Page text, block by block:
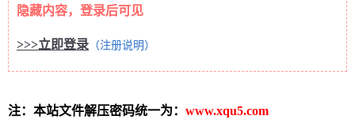
隐藏内容，登录后可见
>>>立即登录 （注册说明）
注：本站文件解压密码统一为： www.xqu5.com